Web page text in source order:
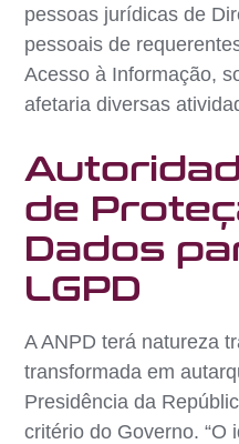
pessoas jurídicas de
pessoais de
Acesso à Informação,
afetaria diversas
de
Dados
LGPD
A ANPD terá natureza
transformada em
Presidência da
critério do Governo. “O